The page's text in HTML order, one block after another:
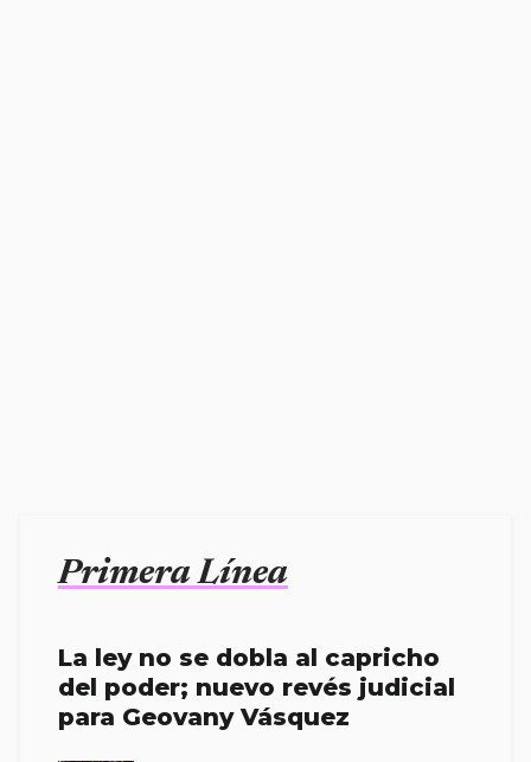
Primera Línea
La ley no se dobla al capricho
del poder; nuevo revés judicial
para Geovany Vásquez